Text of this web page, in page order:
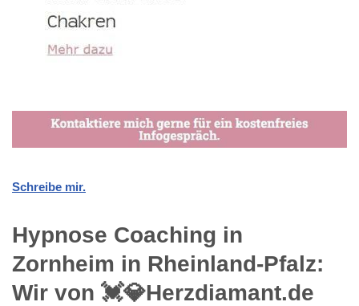
Schreibe mir.
Hypnose Coaching in
Zornheim in Rheinland-Pfalz:
Wir von 💓️💎Herzdiamant.de